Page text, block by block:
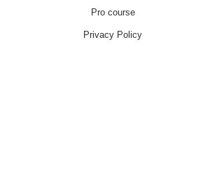
Pro course
Privacy Policy